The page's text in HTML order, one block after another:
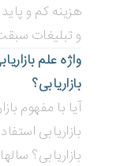
هزینه کم و
و تبلیغات
واژه علم
بازاریابی؟
آیا با مفهوم
بازاریابی
بازاریابی؟